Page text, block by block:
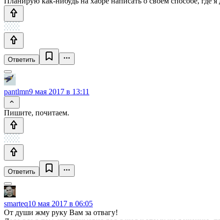
Ответить
pantlmn9 мая 2017 в 13:11
Пишите, почитаем.
Ответить
smarteq10 мая 2017 в 06:05
От души жму руку Вам за отвагу!